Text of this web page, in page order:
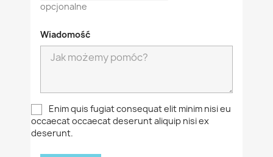
opcjonalne
Wiadomość
Enim quis fugiat consequat elit minim nisi eu
occaecat occaecat deserunt aliquip nisi ex
deserunt.